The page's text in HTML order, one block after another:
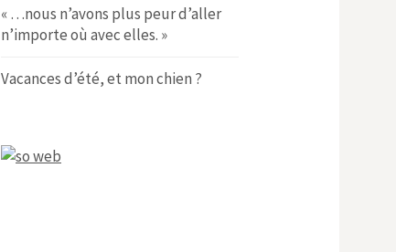
« …nous n’avons plus peur d’aller
n’importe où avec elles. »
Vacances d’été, et mon chien ?